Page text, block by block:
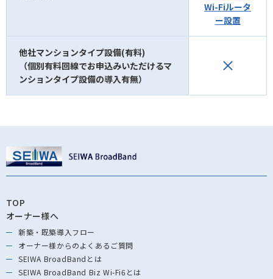
Wi-Fiルータ
ー設置
他社マンションタイプ設備(有料)
（個別有料回線でお申込みいただけるマ
ンションタイプ設備の導入有無）
TOP
オーナー様へ
新築・既築導⼊フロー
オーナー様からのよくあるご質問
SEIWA BroadBandとは
SEIWA BroadBand Biz Wi-Fi6とは